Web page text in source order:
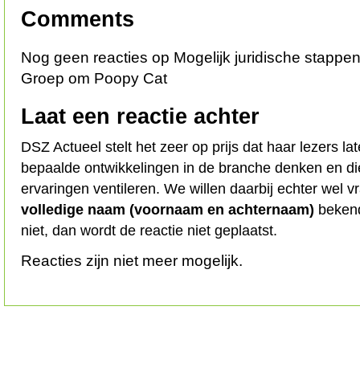
Comments
Nog geen reacties op Mogelijk juridische
Groep om Poopy Cat
Laat een reactie achter
DSZ Actueel stelt het zeer op prijs dat haar lezers
bepaalde ontwikkelingen in de branche denken en
ervaringen ventileren. We willen daarbij echter wel
volledige naam (voornaam en achternaam)
niet, dan wordt de reactie niet geplaatst.
Reacties zijn niet meer mogelijk.